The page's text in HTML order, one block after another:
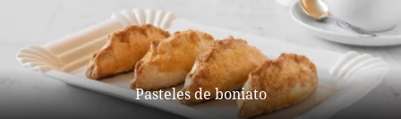
Pasteles de boniato